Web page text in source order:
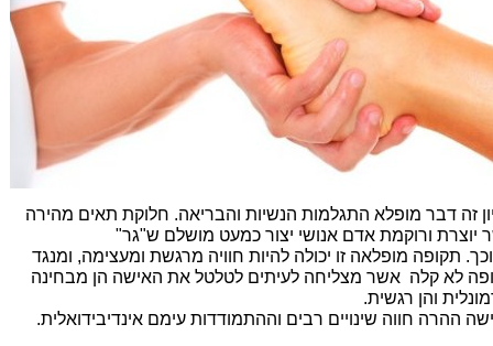
זה דבר מופלא התגלמות הנשיות והבריאה. חלוקת תאים מהירה
יוצרת ורוקמת אדם אנושי יצור כמעט מושלם ש"גר"
תקופה מופלאה זו יכולה להיות חוויה מרגשת ומעצימה, ומנגד
לא קלה אשר מצליחה לעיתים לטלטל את האישה הן מבחינה
והן רגשית.
ההרה חווה שינויים רבים וההתמודדות עימם אינדיבידואלית.